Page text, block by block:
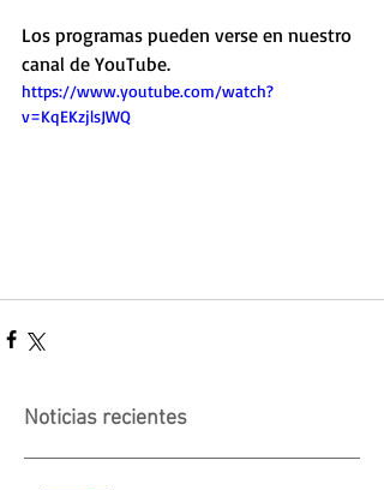
Los programas pueden verse en nuestro
canal de YouTube.
https://www.youtube.com/watch?
v=KqEKzjlsJWQ
Noticias recientes